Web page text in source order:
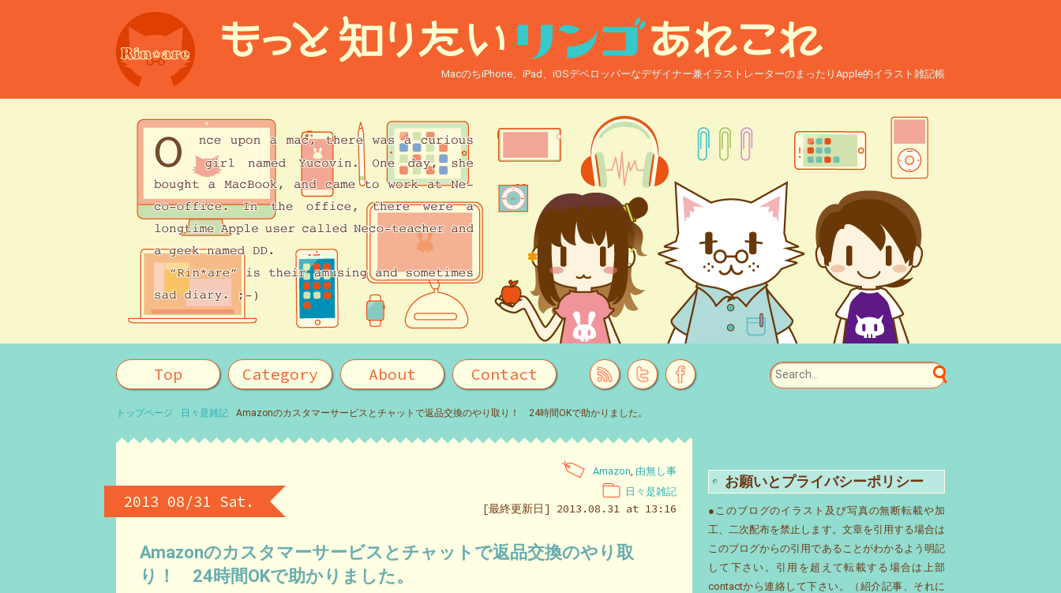
MacのちiPhone、iPad、iOSデベロッパーなデザイナー兼イラストレーターのまったりApple的イラスト雑記帳
Top Category About Contact
トップページ 日々是雑記 Amazonのカスタマーサービスとチャットで返品交換のやり取り！ 24時間OKで助かりました。
2013 08/31 Sat.
日々是雑記
Amazon, 由無し事
[最終更新日] 2013.08.31 at 13:16
Amazonのカスタマーサービスとチャットで返品交換のやり取
り！ 24時間OKで助かりました。
お願いとプライバシーポリシー
●このブログのイラスト及び写真の無断転載や加
工、二次配布を禁止します。文章を引用する場合は
このブログからの引用であることがわかるよう明記
して下さい。引用を超えて転載する場合は上部
contactから連絡して下さい。（紹介記事、それに